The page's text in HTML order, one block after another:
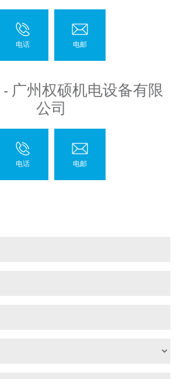
广州权硕机电设备有限
公司